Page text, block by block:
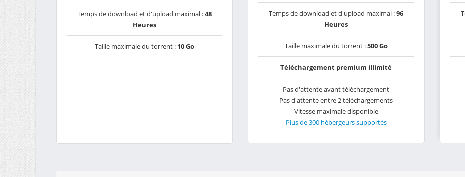
Temps de download et d'upload maximal :48
Heures
Taille maximale du torrent : 10 Go
Temps de download et d'upload maximal :96
Heures
Taille maximale du torrent :500 Go
Téléchargement premium illimité
Pas d'attente avant téléchargement
Pas d'attente entre 2 téléchargements
Vitesse maximale disponible
Plus de 300 hébergeurs supportés